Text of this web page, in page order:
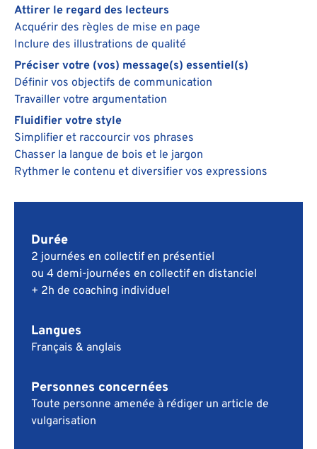
Attirer le regard des lecteurs
Acquérir des règles de mise en page
Inclure des illustrations de qualité
Préciser votre (vos) message(s) essentiel(s)
Définir vos objectifs de communication
Travailler votre argumentation
Fluidifier votre style
Simplifier et raccourcir vos phrases
Chasser la langue de bois et le jargon
Rythmer le contenu et diversifier vos expressions
Durée
2 journées en collectif en présentiel
ou 4 demi-journées en collectif en distanciel
+ 2h de coaching individuel
Langues
Français & anglais
Personnes concernées
Toute personne amenée à rédiger un article de
vulgarisation